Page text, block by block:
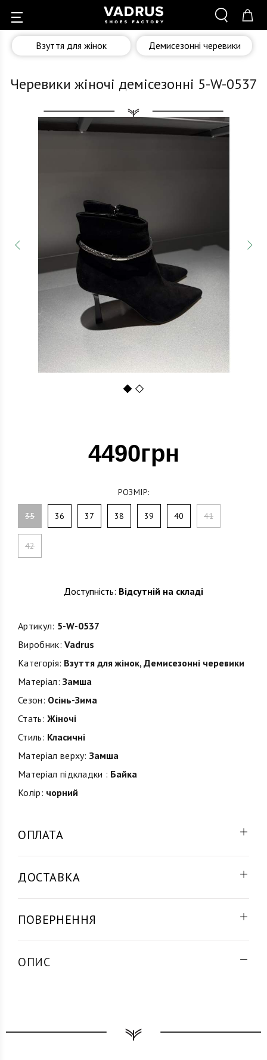
Взуття для жінок Демисезонні черевики
Черевики жіночі демісезонні 5-W-0537
12
4490грн
РОЗМІР:
35 36 37 38 39 40 41
42
Доступність: Відсутній на складі
Артикул: 5-W-0537
Виробник: Vadrus
Категорія: Взуття для жінок,Демисезонні черевики
Матеріал: Замша
Сезон: Осінь-Зима
Стать: Жіночі
Стиль: Класичні
Матеріал верху: Замша
Матеріал підкладки : Байка
Колір: чорний
ОПЛАТА
ДОСТАВКА
ПОВЕРНЕННЯ
ОПИС